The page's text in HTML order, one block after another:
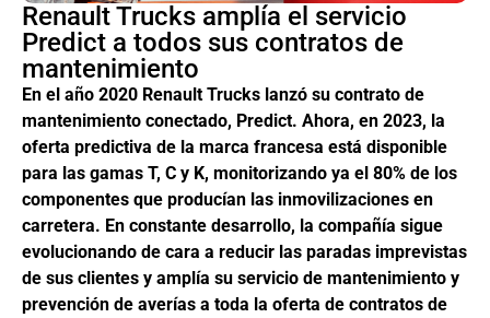
Renault Trucks amplía el servicio
Predict a todos sus contratos de
mantenimiento
En el año 2020 Renault Trucks lanzó su contrato de
mantenimiento conectado, Predict. Ahora, en 2023, la
oferta predictiva de la marca francesa está disponible
para las gamas T, C y K, monitorizando ya el 80% de los
componentes que producían las inmovilizaciones en
carretera. En constante desarrollo, la compañía sigue
evolucionando de cara a reducir las paradas imprevistas
de sus clientes y amplía su servicio de mantenimiento y
prevención de averías a toda la oferta de contratos de